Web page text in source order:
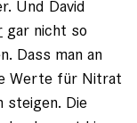
Und David
gar nicht so
Dass man an
Werte für Nitrat
steigen. Die